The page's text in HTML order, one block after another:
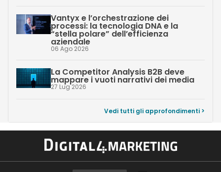
Vantyx e l’orchestrazione dei
processi: la tecnologia DNA e la
“stella polare” dell’efficienza
aziendale
06 Ago 2026
La Competitor Analysis B2B deve
mappare i vuoti narrativi dei media
27 Lug 2026
Vedi tutti gli approfondimenti >